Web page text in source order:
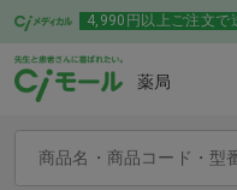
4,990円以上ご注文で
薬局